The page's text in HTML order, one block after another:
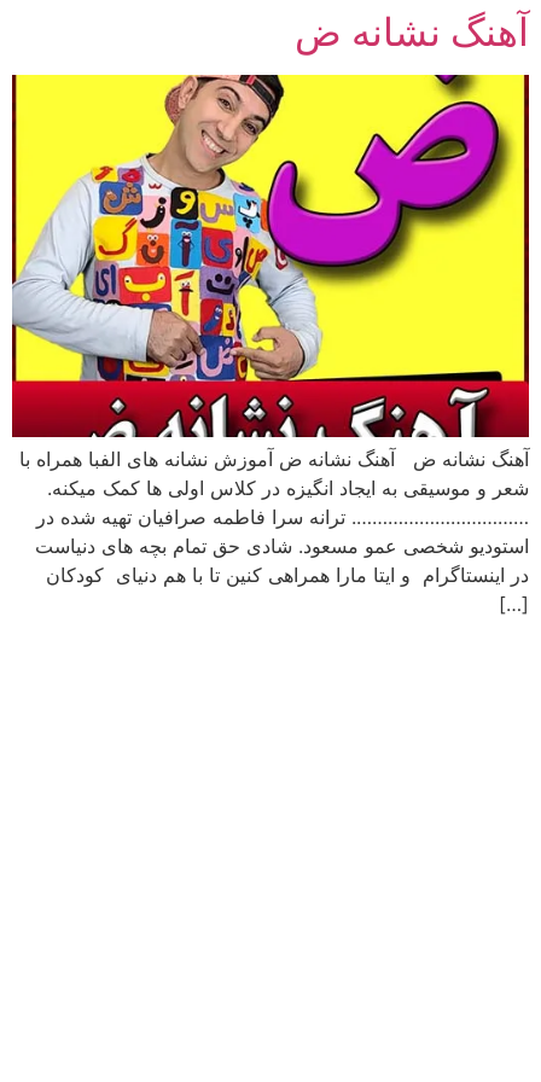
پرش
محتوا
آهنگ نشانه ض
آهنگ نشانه ض آهنگ نشانه ض آموزش نشانه های الفبا همراه با
شعر و موسیقی به ایجاد انگیزه در کلاس اولی ها کمک میکنه.
……………………………. ترانه سرا فاطمه صرافیان تهیه شده در
استودیو شخصی عمو مسعود. شادی حق تمام بچه های دنیاست
در اینستاگرام و ایتا مارا همراهی کنین تا با هم دنیای کودکان
[…]